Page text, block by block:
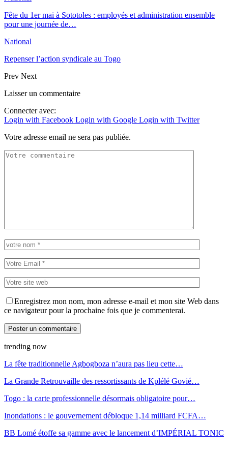
Fête du 1er mai à Sototoles : employés et administration ensemble
pour une journée de…
National
Repenser l’action syndicale au Togo
Prev Next
Laisser un commentaire
Connecter avec:
Login with Facebook Login with Google Login with Twitter
Votre adresse email ne sera pas publiée.
Enregistrez mon nom, mon adresse e-mail et mon site Web dans
ce navigateur pour la prochaine fois que je commenterai.
trending now
La fête traditionnelle Agbogboza n’aura pas lieu cette…
La Grande Retrouvaille des ressortissants de Kplélé Govié…
Togo : la carte professionnelle désormais obligatoire pour…
Inondations : le gouvernement débloque 1,14 milliard FCFA…
BB Lomé étoffe sa gamme avec le lancement d’IMPÉRIAL TONIC